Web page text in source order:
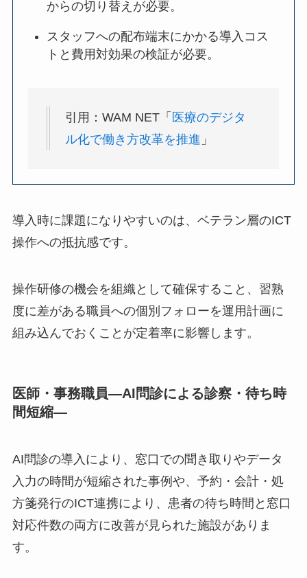
からの切り替えが必要。
スタッフへの配布端末にかかる導入コス
トと費用対効果の検証が必要。
引用：WAM NET「 医療のデジタ
ル化で働き方改革を推進 」
導入時に課題になりやすいのは、ベテラン層のICT
操作への抵抗感です。
操作研修の機会を組織として確保すること、習熟
度に差がある職員への個別フォローを運用計画に
組み込んでおくことが定着率に影響します。
医師・ 事務職員―AI問診による診察・待ち時
間短縮―
AI問診の導入により、窓口での聞き取りやデータ
入力の時間が短縮された事例や、予約・会計・処
方箋発行のICT連携により、患者の待ち時間と窓口
対応件数の両方に改善が見られた施設がありま
す。